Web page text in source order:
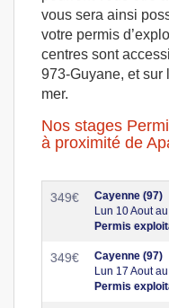
vous sera ainsi
votre permis
centres sont
973-Guyane, et sur
mer.
Nos stages
à proximité de
349€
Cayenne (97)
Lun 10 Aout
Permis
349€
Cayenne (97)
Lun 17 Aout
Permis